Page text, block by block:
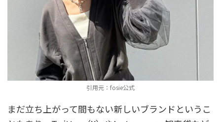
引用元：fosie公式
まだ立ち上がって間もない新しいブランドというこ